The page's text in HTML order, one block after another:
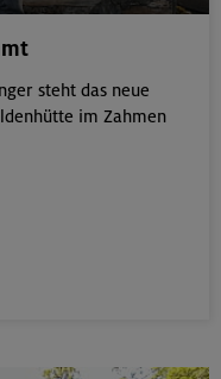
steht das neue
im Zahmen